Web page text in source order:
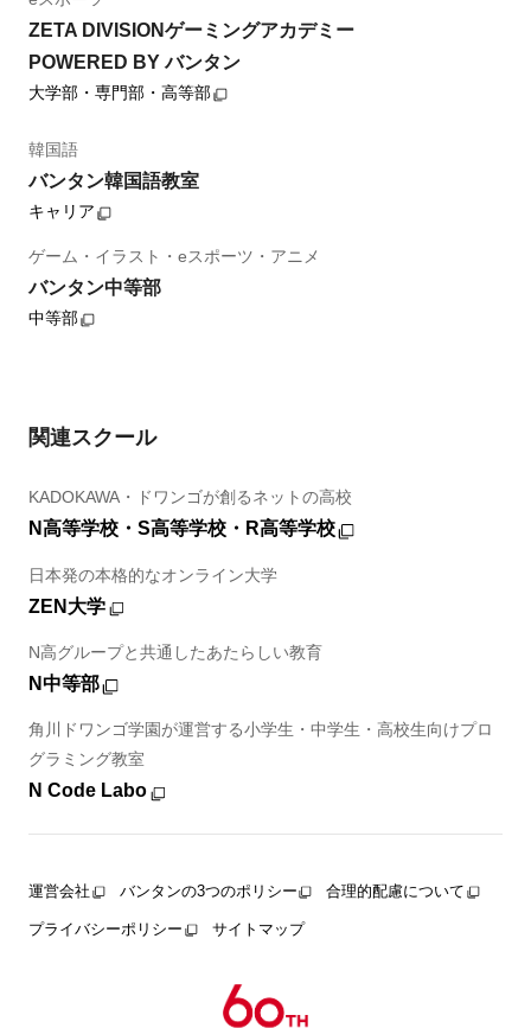
ZETA DIVISIONゲーミングアカデミー
POWERED BY バンタン
大学部・専門部・高等部
韓国語
バンタン韓国語教室
キャリア
ゲーム・イラスト・eスポーツ・アニメ
バンタン中等部
中等部
関連スクール
KADOKAWA・ドワンゴが創るネットの高校
N高等学校・S高等学校・R高等学校
日本発の本格的なオンライン大学
ZEN大学
N高グループと共通したあたらしい教育
N中等部
角川ドワンゴ学園が運営する小学生・中学生・高校生向けプロ
グラミング教室
N Code Labo
運営会社 バンタンの3つのポリシー 合理的配慮について
プライバシーポリシー サイトマップ